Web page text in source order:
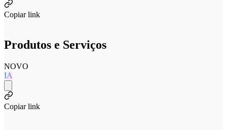
Copiar link
Produtos e Serviços
NOVO
IA
Copiar link